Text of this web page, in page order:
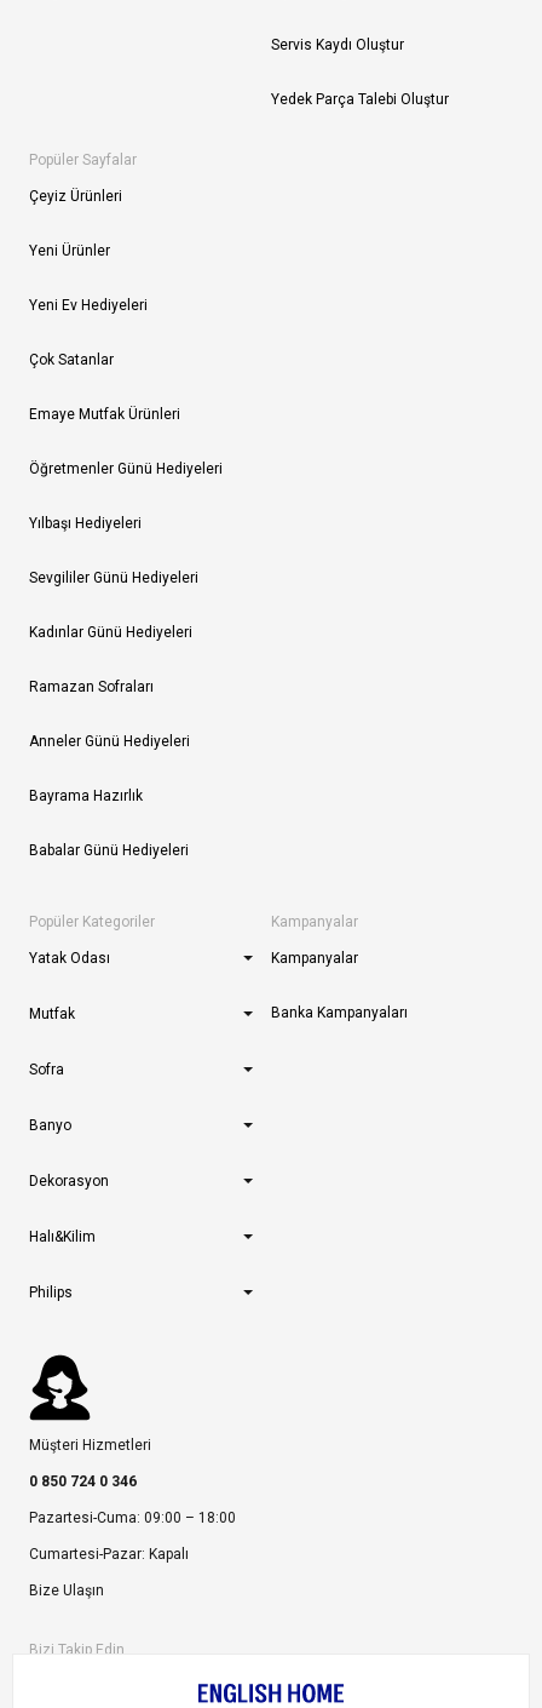
Servis Kaydı Oluştur
Yedek Parça Talebi Oluştur
Popüler Sayfalar
Çeyiz Ürünleri
Yeni Ürünler
Yeni Ev Hediyeleri
Çok Satanlar
Emaye Mutfak Ürünleri
Öğretmenler Günü Hediyeleri
Yılbaşı Hediyeleri
Sevgililer Günü Hediyeleri
Kadınlar Günü Hediyeleri
Ramazan Sofraları
Anneler Günü Hediyeleri
Bayrama Hazırlık
Babalar Günü Hediyeleri
Popüler Kategoriler
Yatak Odası
Mutfak
Sofra
Banyo
Dekorasyon
Halı&Kilim
Philips
Kampanyalar
Kampanyalar
Banka Kampanyaları
Müşteri Hizmetleri
0 850 724 0 346
Pazartesi-Cuma: 09:00 – 18:00
Cumartesi-Pazar: Kapalı
Bize Ulaşın
Bizi Takip Edin